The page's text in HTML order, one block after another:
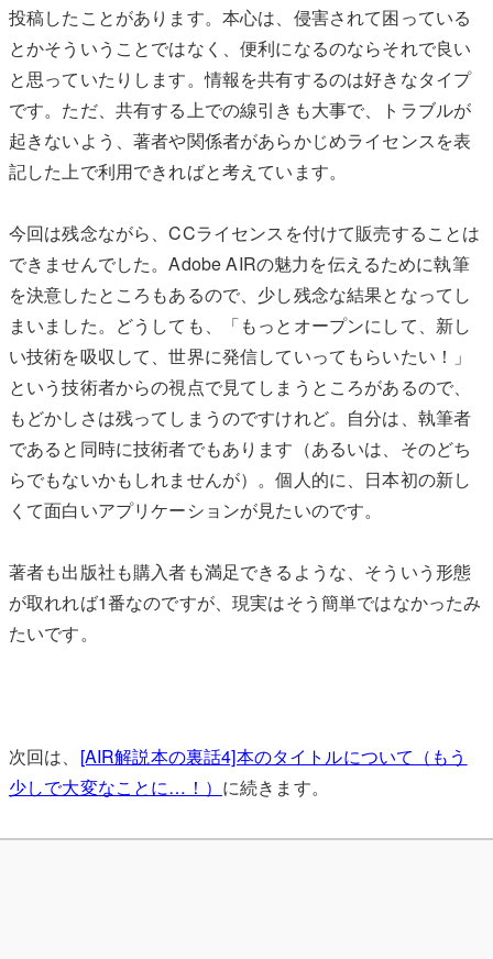
投稿したことがあります。本心は、侵害されて困っている
とかそういうことではなく、便利になるのならそれで良い
と思っていたりします。情報を共有するのは好きなタイプ
です。ただ、共有する上での線引きも大事で、トラブルが
起きないよう、著者や関係者があらかじめライセンスを表
記した上で利用できればと考えています。
今回は残念ながら、CCライセンスを付けて販売することは
できませんでした。Adobe AIRの魅力を伝えるために執筆
を決意したところもあるので、少し残念な結果となってし
まいました。どうしても、「もっとオープンにして、新し
い技術を吸収して、世界に発信していってもらいたい！」
という技術者からの視点で見てしまうところがあるので、
もどかしさは残ってしまうのですけれど。自分は、執筆者
であると同時に技術者でもあります（あるいは、そのどち
らでもないかもしれませんが）。個人的に、日本初の新し
くて面白いアプリケーションが見たいのです。
著者も出版社も購入者も満足できるような、そういう形態
が取れれば1番なのですが、現実はそう簡単ではなかったみ
たいです。
次回は、 [AIR解説本の裏話4]本のタイトルについて（もう
少しで大変なことに…！） に続きます。